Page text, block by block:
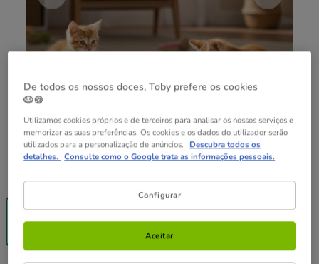
2 ud.
Grátis
De todos os nossos doces, Toby prefere os cookies
🐶🍪
Utilizamos cookies próprios e de terceiros para analisar os nossos serviços e
memorizar as suas preferências. Os cookies e os dados do utilizador serão
utilizados para a personalização de anúncios. Descubra todos os
detalhes. Consulte como o Google trata as informações pessoais.
Configurar
Aceitar